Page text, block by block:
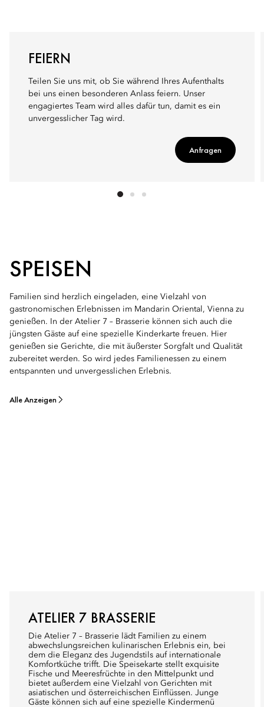
FEIERN
Teilen Sie uns mit, ob Sie während Ihres Aufenthalts
bei uns einen besonderen Anlass feiern. Unser
engagiertes Team wird alles dafür tun, damit es ein
unvergesslicher Tag wird.
Anfragen
SPEISEN
Familien sind herzlich eingeladen, eine Vielzahl von
gastronomischen Erlebnissen im Mandarin Oriental, Vienna zu
genießen. In der Atelier 7 – Brasserie können sich auch die
jüngsten Gäste auf eine spezielle Kinderkarte freuen. Hier
genießen sie Gerichte, die mit äußerster Sorgfalt und Qualität
zubereitet werden. So wird jedes Familienessen zu einem
entspannten und unvergesslichen Erlebnis.
Alle Anzeigen
ATELIER 7 BRASSERIE
Die Atelier 7 – Brasserie lädt Familien zu einem
abwechslungsreichen kulinarischen Erlebnis ein, bei
dem die Eleganz des Jugendstils auf internationale
Komfortküche trifft. Die Speisekarte stellt exquisite
Fische und Meeresfrüchte in den Mittelpunkt und
bietet außerdem eine Vielzahl von Gerichten mit
asiatischen und österreichischen Einflüssen. Junge
Gäste können sich auf eine spezielle Kindermenü